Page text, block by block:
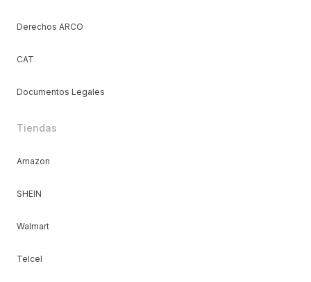
Derechos ARCO
CAT
Documentos Legales
Tiendas
Amazon
SHEIN
Walmart
Telcel